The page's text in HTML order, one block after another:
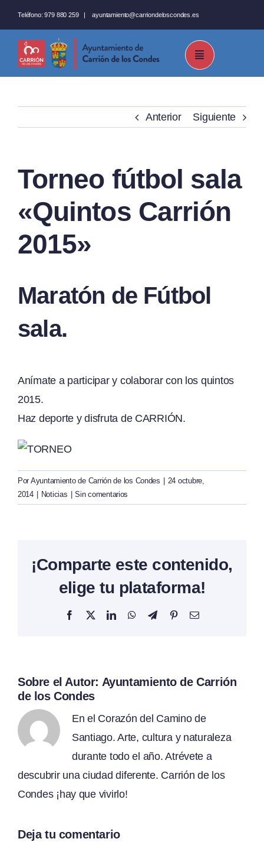
al
contenido
Teléfono: 979 880 259 |ayuntamiento@carriondeloscondes.es
Anterior Siguiente
Torneo fútbol sala
«Quintos Carrión
2015»
Maratón de Fútbol
sala.
Anímate a participar y colaborar con los quintos
2015.
Haz deporte y disfruta de CARRIÓN.
Por Ayuntamiento de Carrión de los Condes
24 octubre,
2014
Noticias Sin comentarios
¡Comparte este contenido,
elige tu plataforma!
Facebook
X LinkedInWhatsAppTelegramPinterestCorreo
Sobre el Autor: Ayuntamiento de Carrión
de los Condes
En el Corazón del Camino de
Santiago. Arte, cultura y naturaleza
durante todo el año. Atrévete a
descubrir una ciudad diferente. Carrión de los
Condes ¡hay que vivirlo!
Deja tu comentario